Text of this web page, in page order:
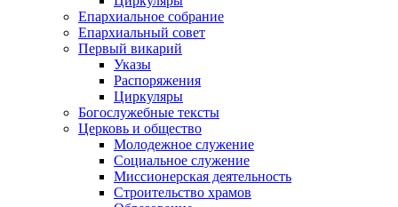
Епархиальное собрание
Епархиальный совет
Первый викарий
Указы
Распоряжения
Циркуляры
Богослужебные тексты
Церковь и общество
Молодежное служение
Социальное служение
Миссионерская деятельность
Строительство храмов